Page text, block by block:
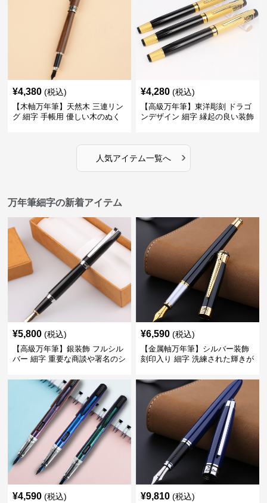
¥4,380 (税込)
【木軸万年筆】天然木 三連リン
グ 細字 手帳用 優しい木のぬく
¥4,280 (税込)
【高級万年筆】東洋彫刻 ドラゴ
ンデザイン 細字 縁起の良い装飾
人気アイテム一覧へ ›
万年筆細字の新着アイテム
¥5,800 (税込)
【高級万年筆】銀装飾 フルシル
バー 細字 重要な商談や署名のシ
てくれる
¥6,590 (税込)
【金属軸万年筆】シルバー装飾
刻印入り 細字 洗練された輝きが
¥4,590 (税込) ¥9,810 (税込)